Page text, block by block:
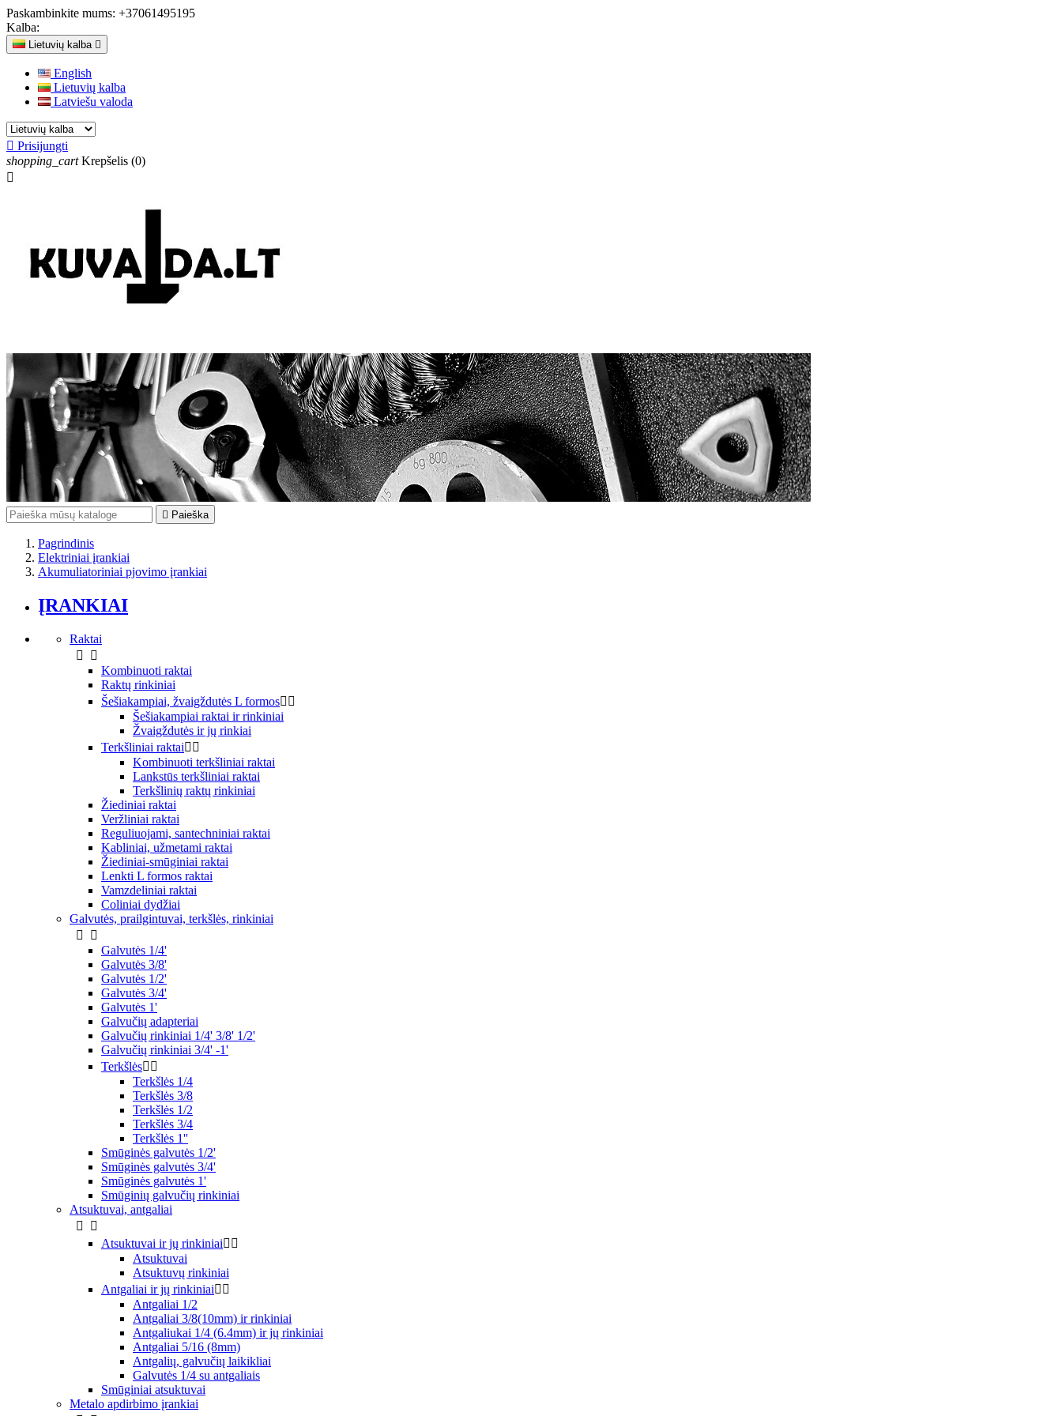
Paskambinkite mums: +37061495195
Kalba:
Lietuvių kalba 
English
Lietuvių kalba
Latviešu valoda
 Prisijungti
shopping_cart Krepšelis (0)

 Paieška
Pagrindinis
Elektriniai įrankiai
Akumuliatoriniai pjovimo įrankiai
ĮRANKIAI
Raktai


Kombinuoti raktai
Raktų rinkiniai
Šešiakampiai, žvaigždutės L formos 
Šešiakampiai raktai ir rinkiniai
Žvaigždutės ir jų rinkiai
Terkšliniai raktai 
Kombinuoti terkšliniai raktai
Lankstūs terkšliniai raktai
Terkšlinių raktų rinkiniai
Žiediniai raktai
Veržliniai raktai
Reguliuojami, santechniniai raktai
Kabliniai, užmetami raktai
Žiediniai-smūginiai raktai
Lenkti L formos raktai
Vamzdeliniai raktai
Coliniai dydžiai
Galvutės, prailgintuvai, terkšlės, rinkiniai


Galvutės 1/4'
Galvutės 3/8'
Galvutės 1/2'
Galvutės 3/4'
Galvutės 1'
Galvučių adapteriai
Galvučių rinkiniai 1/4' 3/8' 1/2'
Galvučių rinkiniai 3/4' -1'
Terkšlės 
Terkšlės 1/4
Terkšlės 3/8
Terkšlės 1/2
Terkšlės 3/4
Terkšlės 1''
Smūginės galvutės 1/2'
Smūginės galvutės 3/4'
Smūginės galvutės 1'
Smūginių galvučių rinkiniai
Atsuktuvai, antgaliai


Atsuktuvai ir jų rinkiniai 
Atsuktuvai
Atsuktuvų rinkiniai
Antgaliai ir jų rinkiniai 
Antgaliai 1/2
Antgaliai 3/8(10mm) ir rinkiniai
Antgaliukai 1/4 (6.4mm) ir jų rinkiniai
Antgaliai 5/16 (8mm)
Antgalių, galvučių laikikliai
Galvutės 1/4 su antgaliais
Smūginiai atsuktuvai
Metalo apdirbimo įrankiai